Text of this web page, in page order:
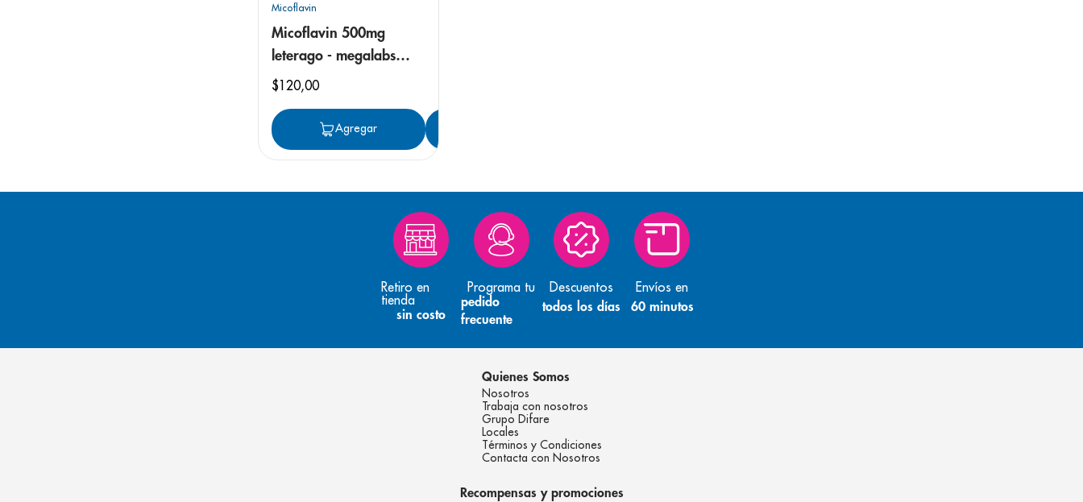
Micoflavin
Micoflavin 500mg
leterago - megalabs
tableta
$120,00
Agregar
Retiro en
tienda
sin costo
Programa tu
pedido
frecuente
Descuentos
todos los días
Envíos en
60 minutos
Quienes Somos
Nosotros
Trabaja con nosotros
Grupo Difare
Locales
Términos y Condiciones
Contacta con Nosotros
Recompensas y promociones